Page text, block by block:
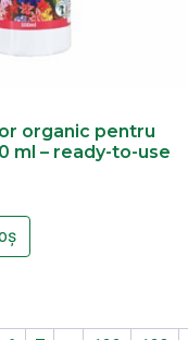
organic pentru
ml – ready-to-use